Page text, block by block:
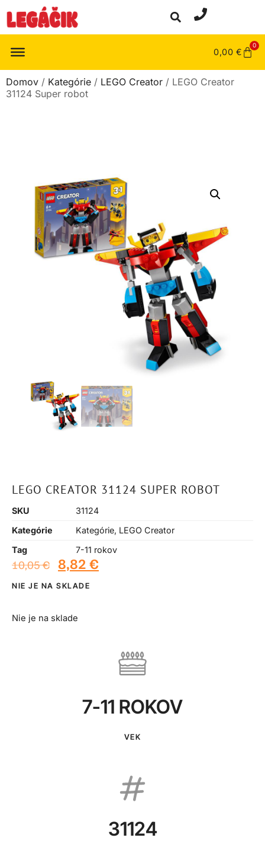
0,00 €
0
Domov / Kategórie / LEGO Creator / LEGO Creator
31124 Super robot
LEGO CREATOR 31124 SUPER ROBOT
SKU
31124
Kategórie
Kategórie, LEGO Creator
Tag
7-11 rokov
10,05€ 8,82 €
NIE JE NA SKLADE
Nie je na sklade
7-11 ROKOV
VEK
31124